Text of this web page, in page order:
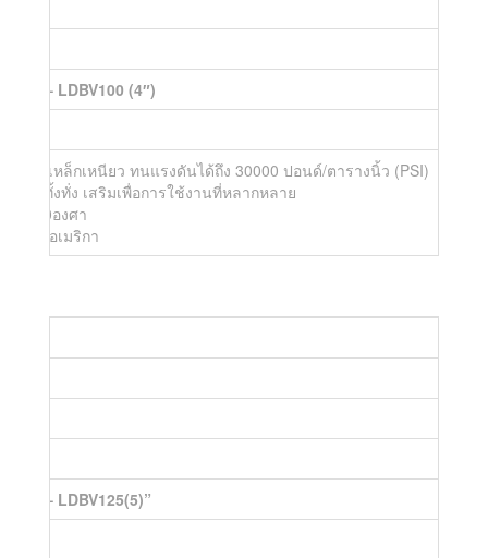
– LDBV100 (4″)
บเท่าเหล็กเหนียว ทนแรงดันได้ถึง 30000 ปอนด์/ตารางนิ้ว (PSI)
รวมทั้งทั่ง เสริมเพื่อการใช้งานที่หลากหลาย
ว 360องศา
สหรัฐอเมริกา
– LDBV125(5)”